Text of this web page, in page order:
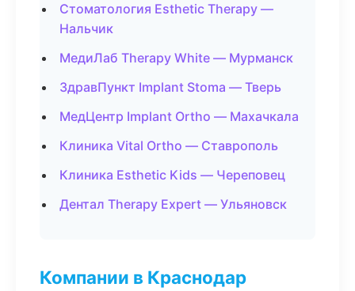
Стоматология Esthetic Therapy —
Нальчик
МедиЛаб Therapy White — Мурманск
ЗдравПункт Implant Stoma — Тверь
МедЦентр Implant Ortho — Махачкала
Клиника Vital Ortho — Ставрополь
Клиника Esthetic Kids — Череповец
Дентал Therapy Expert — Ульяновск
Компании в Краснодар